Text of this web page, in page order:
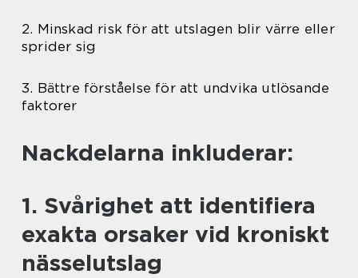
2. Minskad risk för att utslagen blir värre eller
sprider sig
3. Bättre förståelse för att undvika utlösande
faktorer
Nackdelarna inkluderar:
1. Svårighet att identifiera
exakta orsaker vid kroniskt
nässelutslag